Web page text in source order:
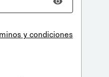
y condiciones